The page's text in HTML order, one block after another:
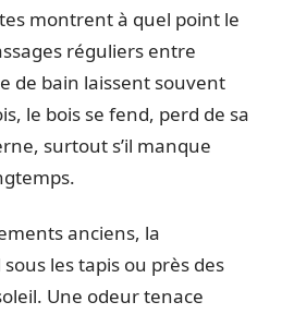
montrent à quel point le
réguliers entre
de bain laissent souvent
le bois se fend, perd de sa
surtout s’il manque
anciens, la
sous les tapis ou près des
Une odeur tenace